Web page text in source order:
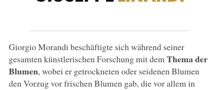
Giorgio Morandi beschäftigte sich während seiner
gesamten künstlerischen Forschung mit dem Thema der
Blumen, wobei er getrockneten oder seidenen Blumen
den Vorzug vor frischen Blumen gab, die vor allem in